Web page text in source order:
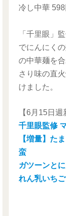
冷し中華 598
「千里眼」
でにんにく
の中華麺を
さり味の直
けました。
【6月15日週
千里眼監修
【増量】た
蛮
ガツーンと
れん乳いち